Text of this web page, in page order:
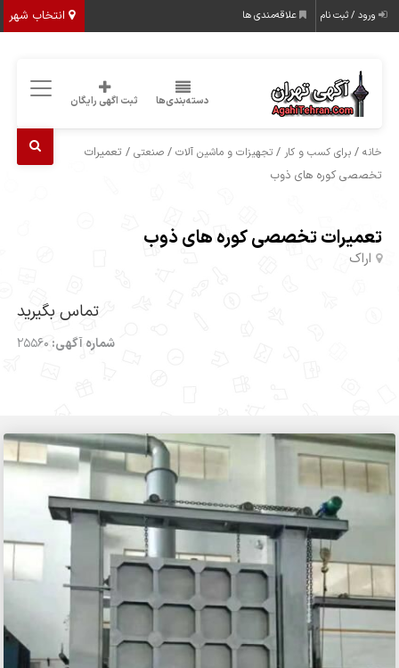
انتخاب شهر ورود / ثبت نام علاقه‌مندی ها
دسته‌بندی‌ها ثبت اگهی رایگان
خانه /برای کسب و کار /تجهیزات و ماشین آلات /صنعتی / تعمیرات
تخصصی کوره های ذوب
تعمیرات تخصصی کوره های ذوب
اراک
تماس بگیرید
شماره آگهی: 25560